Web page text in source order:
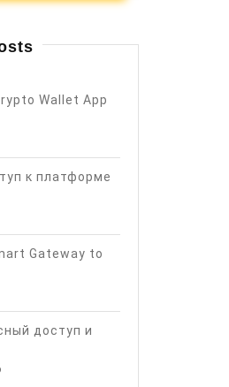
Wallet App
к платформе
Gateway to
доступ и